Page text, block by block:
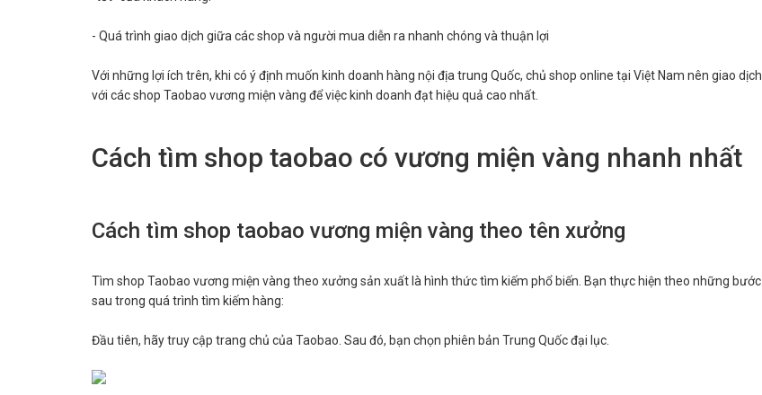
- Quá trình giao dịch giữa các shop và người mua diễn ra nhanh chóng và thuận lợi
Với những lợi ích trên, khi có ý định muốn kinh doanh hàng nội địa trung Quốc, chủ shop online tại Việt Nam nên giao dịch
với các shop Taobao vương miện vàng để việc kinh doanh đạt hiệu quả cao nhất.
Cách tìm shop taobao có vương miện vàng nhanh nhất
Cách tìm shop taobao vương miện vàng theo tên xưởng
Tìm shop Taobao vương miện vàng theo xưởng sản xuất là hình thức tìm kiếm phổ biến. Bạn thực hiện theo những bước
sau trong quá trình tìm kiếm hàng:
Đầu tiên, hãy truy cập trang chủ của Taobao. Sau đó, bạn chọn phiên bản Trung Quốc đại lục.